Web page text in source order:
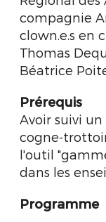
compagnie
clown.e.s en
Thomas
Béatrice
Prérequis
Avoir suivi
cogne-
l'outil
dans les
Programme